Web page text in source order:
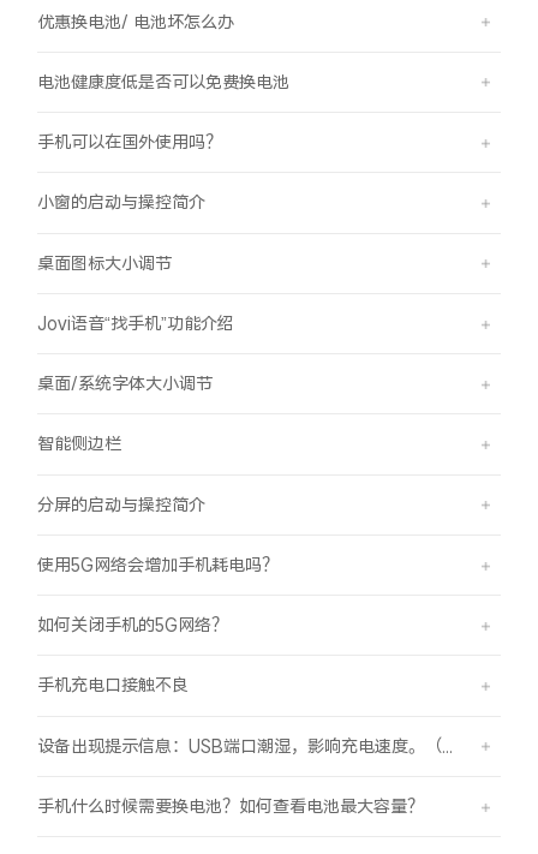
优惠换电池/ 电池坏怎么办
电池健康度低是否可以免费换电池
手机可以在国外使用吗？
小窗的启动与操控简介
桌面图标大小调节
Jovi语音“找手机”功能介绍
桌面/系统字体大小调节
智能侧边栏
分屏的启动与操控简介
使用5G网络会增加手机耗电吗？
如何关闭手机的5G网络？
手机充电口接触不良
手机什么时候需要换电池？如何查看电池最大容量？